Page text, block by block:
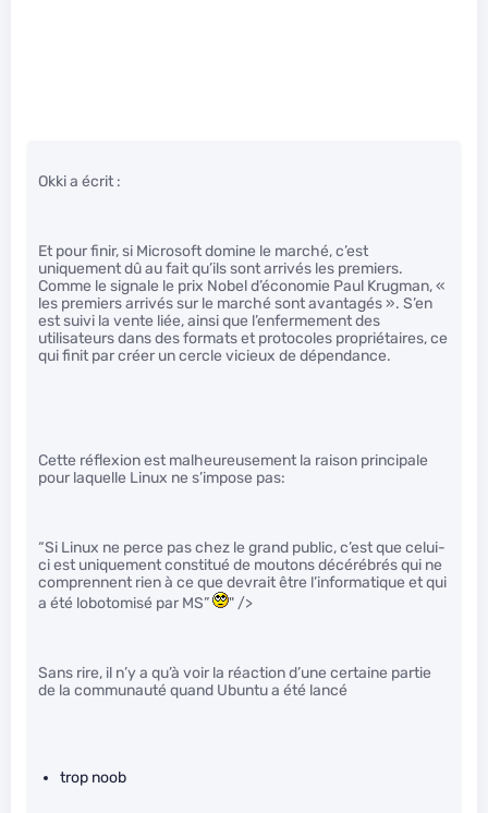
Okki a écrit :
Et pour finir, si Microsoft domine le marché, c’est
uniquement dû au fait qu’ils sont arrivés les premiers.
Comme le signale le prix Nobel d’économie Paul Krugman, «
les premiers arrivés sur le marché sont avantagés ». S’en
est suivi la vente liée, ainsi que l’enfermement des
utilisateurs dans des formats et protocoles propriétaires, ce
qui finit par créer un cercle vicieux de dépendance.
Cette réflexion est malheureusement la raison principale
pour laquelle Linux ne s’impose pas:
“Si Linux ne perce pas chez le grand public, c’est que celui-
ci est uniquement constitué de moutons décérébrés qui ne
comprennent rien à ce que devrait être l’informatique et qui
a été lobotomisé par MS”
" />
Sans rire, il n’y a qu’à voir la réaction d’une certaine partie
de la communauté quand Ubuntu a été lancé
trop noob